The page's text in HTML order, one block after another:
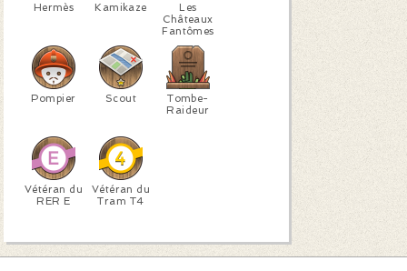
Hermès Kamikaze
Les
Châteaux
Fantômes
Pompier Scout
Tombe-
Raideur
Vétéran du
RER E
Vétéran du
Tram T4